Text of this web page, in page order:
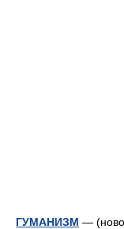
ГУМАНИЗМ — (ново